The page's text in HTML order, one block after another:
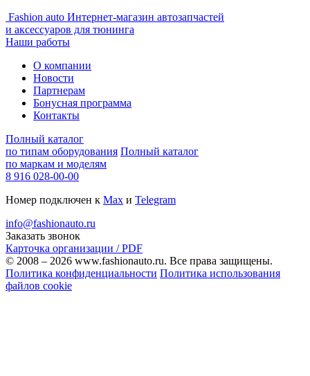
Fashion auto Интернет-магазин автозапчастей
и аксессуаров для тюнинга
Наши работы
О компании
Новости
Партнерам
Бонусная программа
Контакты
Полный каталог
по типам оборудования Полный каталог
по маркам и моделям
8 916 028-00-00
Номер подключен к Max и Telegram
info@fashionauto.ru
Заказать звонок
Карточка организации / PDF
© 2008 – 2026 www.fashionauto.ru. Все права защищены.
Политика конфиденциальности Политика использования
файлов cookie